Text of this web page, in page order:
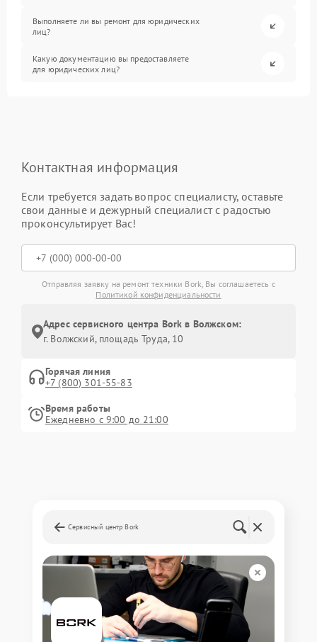
Выполняете ли вы ремонт для юридических
лиц?
Какую документацию вы предоставляете
для юридических лиц?
Контактная информация
Если требуется задать вопрос специалисту, оставьте
свои данные и дежурный специалист с радостью
проконсультирует Вас!
Отправляя заявку на ремонт техники Bork, Вы соглашаетесь с
Политикой конфиденциальности
Адрес сервисного центра Bork в Волжском:
г. Волжский, площадь Труда, 10
Горячая линия
+7 (800) 301-55-83
Время работы
Ежедневно с 9:00 до 21:00
Сервисный центр Bork